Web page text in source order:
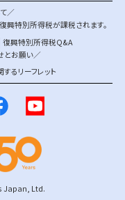
／
興特別所得税が課税されます。
復興特別所得税Q&A
とお願い／
るリーフレット
Japan, Ltd.